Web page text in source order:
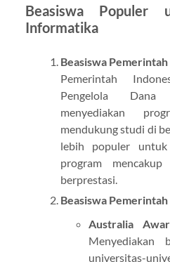
Beasiswa Populer
Informatika
Beasiswa
Pemerintah
Pengelola Dana
menyediakan
mendukung studi di
lebih populer
program
berprestasi.
Beasiswa
Australia
Menyediakan
universitas-